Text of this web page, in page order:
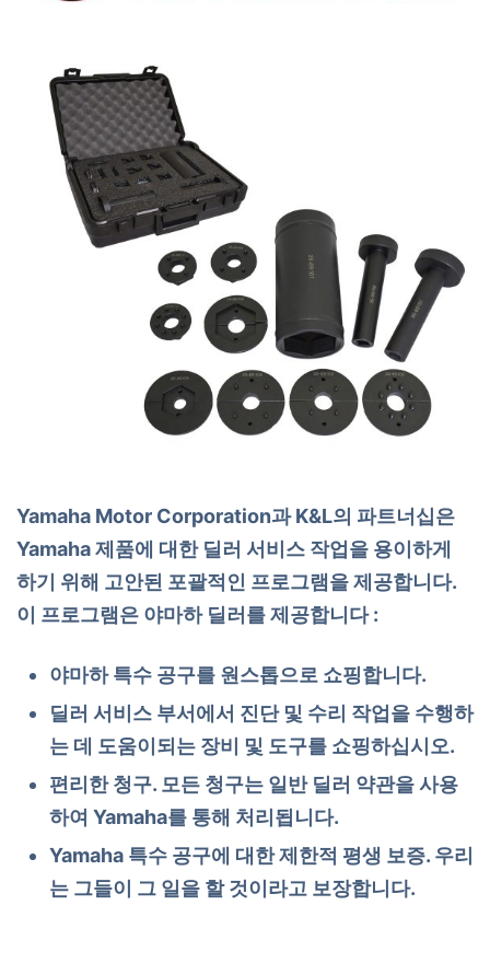
Yamaha Motor Corporation과 K&L의 파트너십은
Yamaha 제품에 대한 딜러 서비스 작업을 용이하게
하기 위해 고안된 포괄적인 프로그램을 제공합니다.
이 프로그램은 야마하 딜러를 제공합니다 :
야마하 특수 공구를 원스톱으로 쇼핑합니다.
딜러 서비스 부서에서 진단 및 수리 작업을 수행하
는 데 도움이되는 장비 및 도구를 쇼핑하십시오.
편리한 청구. 모든 청구는 일반 딜러 약관을 사용
하여 Yamaha를 통해 처리됩니다.
Yamaha 특수 공구에 대한 제한적 평생 보증. 우리
는 그들이 그 일을 할 것이라고 보장합니다.